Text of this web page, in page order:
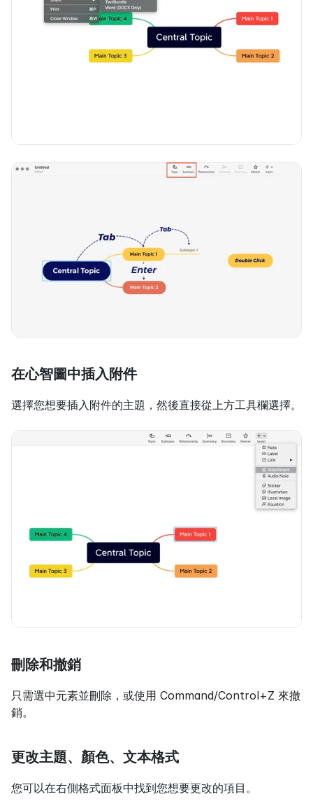
在心智圖中插入附件
選擇您想要插入附件的主題，然後直接從上方工具欄選擇。
刪除和撤銷
只需選中元素並刪除，或使用 Command/Control+Z 來撤
銷。
更改主題、顏色、文本格式
您可以在右側格式面板中找到您想要更改的項目。